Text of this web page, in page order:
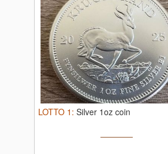
LOTTO 1 : Silver 1oz coin